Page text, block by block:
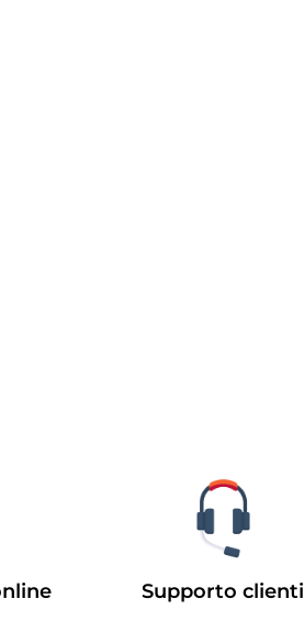
Supporto clienti